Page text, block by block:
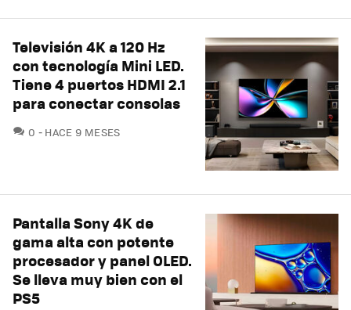
Televisión 4K a 120 Hz
con tecnología Mini LED.
Tiene 4 puertos HDMI 2.1
para conectar consolas
0 COMENTARIOS
HACE 9 MESES
Pantalla Sony 4K de
gama alta con potente
procesador y panel OLED.
Se lleva muy bien con el
PS5